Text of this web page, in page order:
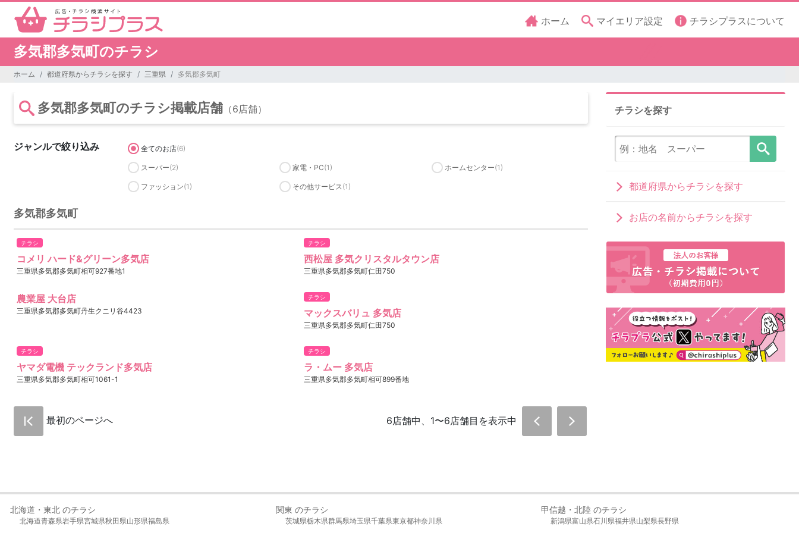
ホーム マイエリア設定 チラシプラスについて
多気郡多気町のチラシ
ホーム 都道府県からチラシを探す 三重県 多気郡多気町
多気郡多気町のチラシ掲載店舗 （6店舗）
ジャンルで絞り込み 全てのお店(6)
スーパー(2) 家電・PC(1) ホームセンター(1)
ファッション(1) その他サービス(1)
多気郡多気町
チラシ
コメリ ハード&グリーン多気店
三重県多気郡多気町相可927番地1
チラシ
西松屋 多気クリスタルタウン店
三重県多気郡多気町仁田750
農業屋 大台店
三重県多気郡多気町丹生クニリ谷4423
チラシ
マックスバリュ 多気店
三重県多気郡多気町仁田750
チラシ
ヤマダ電機 テックランド多気店
三重県多気郡多気町相可1061-1
チラシ
ラ・ムー 多気店
三重県多気郡多気町相可899番地
最初のページへ 6店舗中、1〜6店舗目を表示中
チラシを探す
都道府県からチラシを探す
お店の名前からチラシを探す
北海道・東北 のチラシ
北海道青森県岩手県宮城県秋田県山形県福島県
関東 のチラシ
茨城県栃木県群馬県埼玉県千葉県東京都神奈川県
甲信越・北陸 のチラシ
新潟県富山県石川県福井県山梨県長野県